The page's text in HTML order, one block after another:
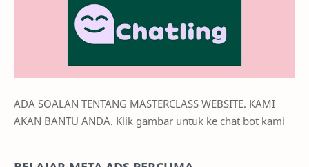
ADA SOALAN TENTANG MASTERCLASS WEBSITE. KAMI
AKAN BANTU ANDA. Klik gambar untuk ke chat bot kami